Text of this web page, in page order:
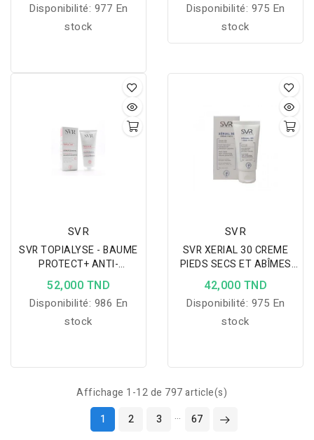
Disponibilité: 977 En
stock
Disponibilité: 975 En
stock
SVR
SVR TOPIALYSE - BAUME
PROTECT+ ANTI-
IRRITATIONS 200ML
52,000 TND
Disponibilité: 986 En
stock
SVR
SVR XERIAL 30 CREME
PIEDS SECS ET ABÎMES
50ML
42,000 TND
Disponibilité: 975 En
stock
Affichage 1-12 de 797 article(s)
1
2 3 … 67